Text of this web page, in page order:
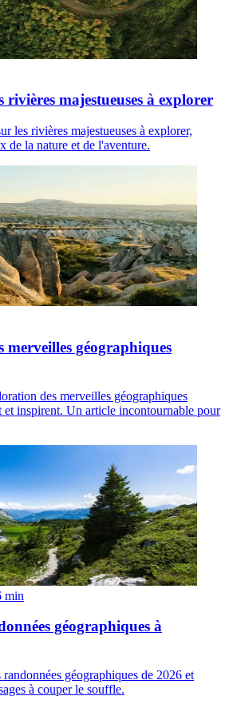
rivières majestueuses à explorer
les rivières majestueuses à explorer,
de la nature et de l'aventure.
merveilles géographiques
des merveilles géographiques
et inspirent. Un article incontournable pour
min
géographiques à
géographiques de 2026 et
à couper le souffle.